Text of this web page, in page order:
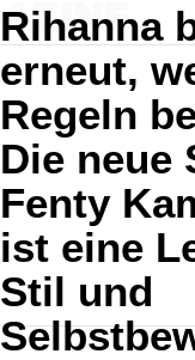
Rihanna
erneut,
Regeln
Die neue
Fenty
ist eine
Stil und